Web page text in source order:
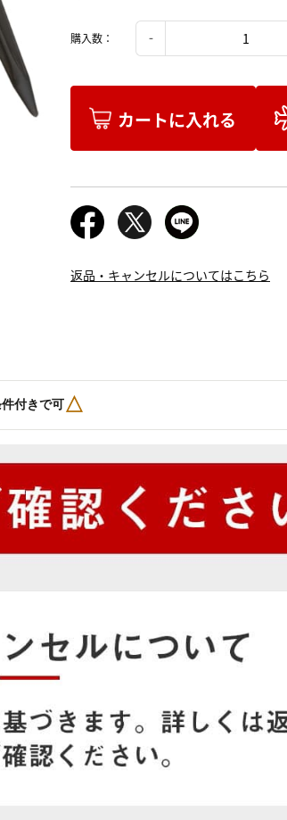
購入数：
カートに入れる
返品・キャンセルについてはこちら
付きで可△